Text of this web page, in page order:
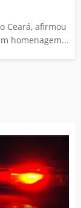
Ceará, afirmou
homenagem...